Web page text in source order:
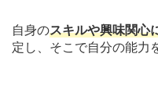
自身のスキルや興味関心
定し、そこで自分の能力